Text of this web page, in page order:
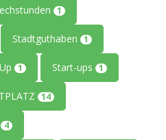
1
Stadtguthaben 1
1 Start-ups 1
14
4